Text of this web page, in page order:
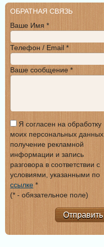
ОБРАТНАЯ СВЯЗЬ
Ваше Имя *
Телефон / Email *
Ваше сообщение *
Я согласен на обработку
моих персональных данных,
получение рекламной
информации и запись
разговора в соответствии с
условиями, указанными по
ссылке *
(* - обязательное поле)
Отправить